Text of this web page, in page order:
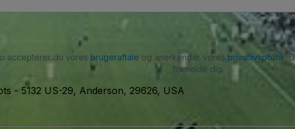
accepterer du vores brugeraftale og anerkender vores privatlivspolitik.
framelde dig.
- 5132 US-29, Anderson, 29626, USA